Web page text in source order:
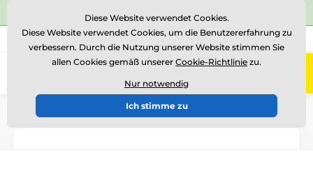
⭐Siehe 504 verifizierte Bewertungen auf
Rufen Sie uns an (Mo-Fr 15-18) +43 676 361 37 22
0
Einführung Papierdiplome
Diese Website verwendet Cookies.
Diese Website verwendet Cookies, um die Benutzererfahrung zu
verbessern. Durch die Nutzung unserer Website stimmen Sie
allen Cookies gemäß unserer Cookie-Richtlinie zu.
Nur notwendig
Ich stimme zu